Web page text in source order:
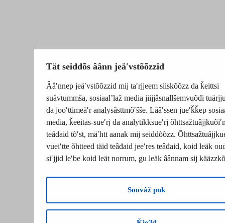
Tät seiddõs âânn jeäʹvstõõzzid
Ââʹnnep jeäʹvstõõzzid mij taʹrjjeem siiskõõzz da ǩeittsi
suåvtummša, sosiaalʼlaž media jiijjâsnallšemvuõđi
da jooʹttimeäʹr analysâsttmõʹšše. Lââʹssen jueʹǩǩep
media, ǩeeitas-sueʹrj da analytikksueʹrj
teâđaid tõʹst, mäʹhtt aanak mij seiddõõzz.
vueiʹtte õhtteed täid teâđaid jeeʹres teâđaid, koid leäk
siʹjjid leʹbe koid leät norrum, ǥu leäk âânnam sij
Soovâž puk